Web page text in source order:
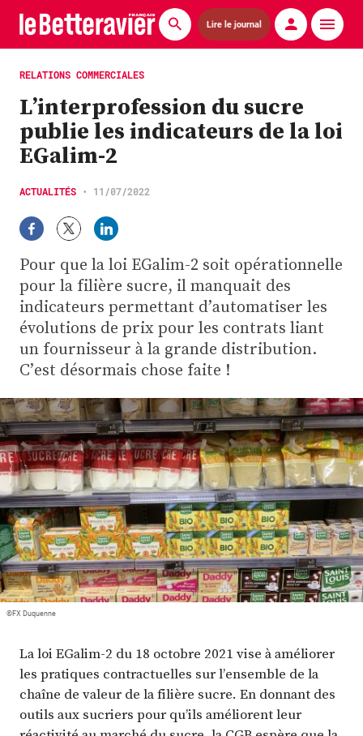
Lire le journal
Actualités
Économie
Agronomie
Matériels
La technique ITB
Pommes de terre
Guides pratiques
Chasse
Plus
Abonnez-vous
RELATIONS COMMERCIALES
L’interprofession du sucre
publie les indicateurs de la loi
EGalim-2
ACTUALITÉS • 11/07/2022
Pour que la loi EGalim-2 soit opérationnelle
pour la filière sucre, il manquait des
indicateurs permettant d’automatiser les
évolutions de prix pour les contrats liant
un fournisseur à la grande distribution.
C’est désormais chose faite !
©FX Duquenne
La loi EGalim-2 du 18 octobre 2021 vise à améliorer
les pratiques contractuelles sur l’ensemble de la
chaîne de valeur de la filière sucre. En donnant des
outils aux sucriers pour qu’ils améliorent leur